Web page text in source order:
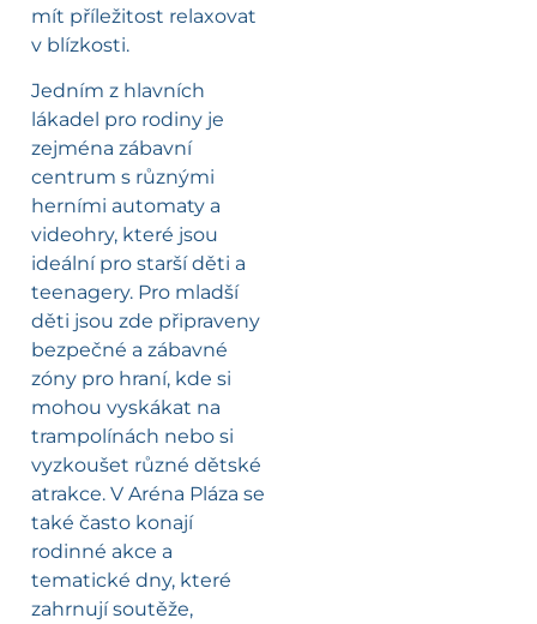
mít příležitost relaxovat
v blízkosti.
Jedním z hlavních
lákadel pro rodiny je
zejména zábavní
centrum s různými
herními automaty a
videohry, které jsou
ideální pro starší děti a
teenagery. Pro mladší
děti jsou zde připraveny
bezpečné a zábavné
zóny pro hraní, kde si
mohou vyskákat na
trampolínách nebo si
vyzkoušet různé dětské
atrakce. V Aréna Pláza se
také často konají
rodinné akce a
tematické dny, které
zahrnují soutěže,